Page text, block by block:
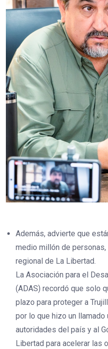
Además, advierte que
medio millón de
regional de La Libertad.
La Asociación para el
(ADAS) recordó que solo
plazo para proteger a
por lo que hizo un llamado
autoridades del país y al
Libertad para acelerar las